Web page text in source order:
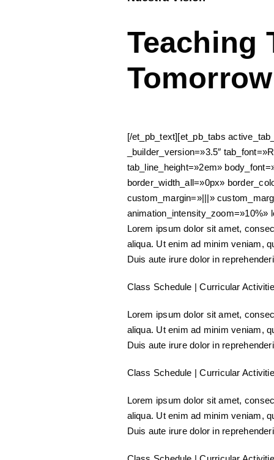
Teaching
Tomorrow
[/et_pb_text][et_pb_tabs
_builder_version=»3.5″
tab_line_height=»2em»
border_width_all=»0px»
custom_margin=»|||»
animation_intensity_zoom=»10%»
Lorem ipsum dolor sit amet,
aliqua. Ut enim ad minim veniam,
Duis aute irure dolor in
Class Schedule |Curricular
Lorem ipsum dolor sit amet,
aliqua. Ut enim ad minim veniam,
Duis aute irure dolor in
Class Schedule |Curricular
Lorem ipsum dolor sit amet,
aliqua. Ut enim ad minim veniam,
Duis aute irure dolor in